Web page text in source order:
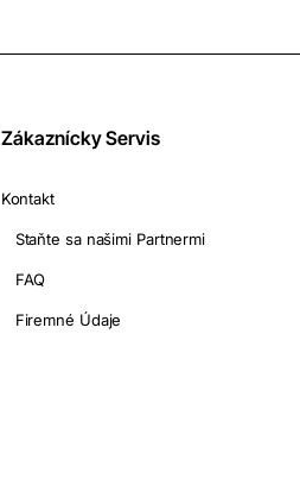
Zákaznícky Servis
Kontakt
Staňte sa našimi Partnermi
FAQ
Firemné Údaje